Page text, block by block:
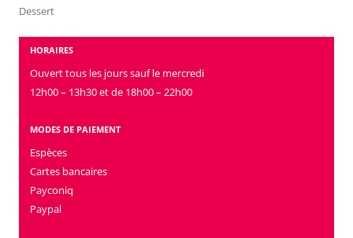
Dessert
HORAIRES
Ouvert tous les jours sauf le mercredi
12h00 – 13h30 et de 18h00 – 22h00
MODES DE PAIEMENT
Espèces
Cartes bancaires
Payconiq
Paypal